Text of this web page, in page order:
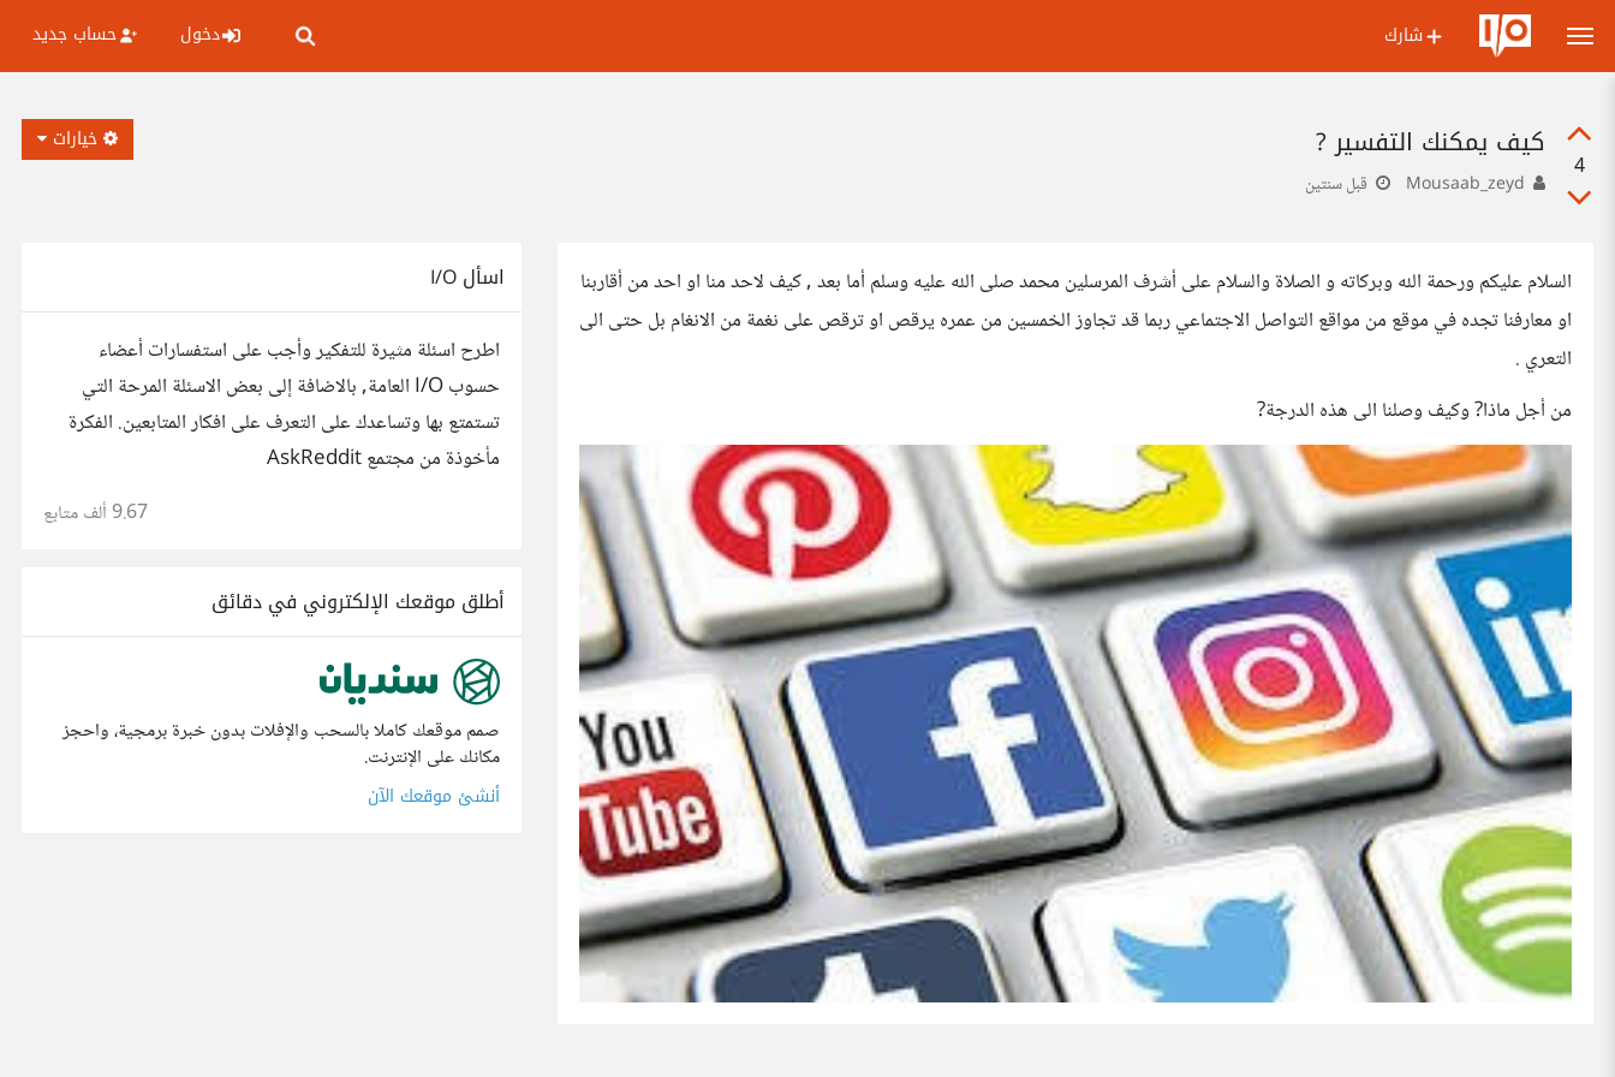
شارك دخول حساب جديد
4
كيف يمكنك التفسير ?
قبل سنتين
خيارات
السلام عليكم ورحمة الله وبركاته و الصلاة والسلام على أشرف المرسلين محمد صلى الله عليه وسلم أما بعد , كيف لاحد منا او احد من أقاربنا
او معارفنا تجده في موقع من مواقع التواصل الاجتماعي ربما قد تجاوز الخمسين من عمره يرقص او ترقص على نغمة من الانغام بل حتى الى
التعري .
من أجل ماذا? وكيف وصلنا الى هذه الدرجة?
اسأل I/O
اطرح اسئلة مثيرة للتفكير وأجب على استفسارات أعضاء
حسوب I/O العامة, بالاضافة إلى بعض الاسئلة المرحة التي
تستمتع بها وتساعدك على التعرف على افكار المتابعين. الفكرة
مأخوذة من مجتمع AskReddit
9.67 ألف متابع
أطلق موقعك الإلكتروني في دقائق
صمم موقعك كاملا بالسحب والإفلات بدون خبرة برمجية، واحجز
مكانك على الإنترنت.
أنشئ موقعك الآن